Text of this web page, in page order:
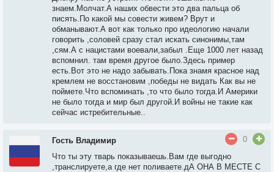
знаем.Молчат.А наших обвести это два пальца об
писять.По какой мы совести живем? Врут и
обманывают.А вот как только про идеологию начали
говорить ,соловей сразу стал искать синонимы,там
,сям.А с нацистами воевали,забыл .Еще 1000 лет назад
вспомнил. там время другое было.Здесь пример
есть.Вот это не надо забывать.Пока знамя красное над
кремлем не восстановим ,победы не видать Как вы не
поймете.Что вспоминать ,то что было тогда.И Америки
не было тогда и мир был другой.И войны не такие как
сейчас истребительные..
Гость Владимир
0
Что ты эту тварь показываешь.Вам где выгодно
,транслируете,а где нет поливаете.дА ОНА В МЕСТЕ С